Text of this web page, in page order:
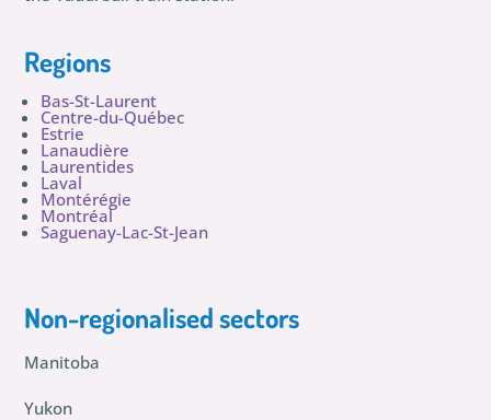
Regions
Bas-St-Laurent
Centre-du-Québec
Estrie
Lanaudière
Laurentides
Laval
Montérégie
Montréal
Saguenay-Lac-St-Jean
Non-regionalised sectors
Manitoba
Yukon